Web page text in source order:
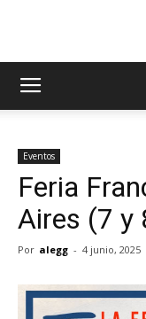
Eventos
Feria
Aires (7 y
Por alegg - 4 junio, 2025